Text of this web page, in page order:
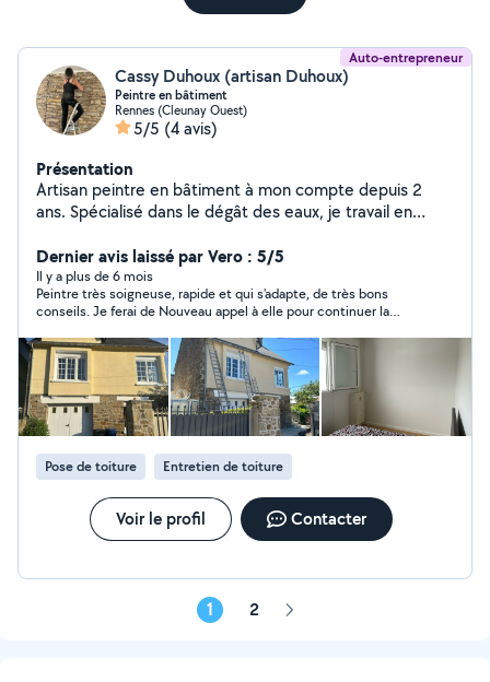
Auto-entrepreneur
Cassy Duhoux (artisan Duhoux)
Peintre en bâtiment
Rennes (Cleunay Ouest)
5/5 (4 avis)
Présentation
Artisan peintre en bâtiment à mon compte depuis 2
ans. Spécialisé dans le dégât des eaux, je travail en
Peinture intérieur et extérieur, neuf ou rénovation Je
Dernier avis laissé par Vero : 5/5
Il y a plus de 6 mois
Peintre très soigneuse, rapide et qui s'adapte, de très bons
conseils. Je ferai de Nouveau appel à elle pour continuer la
Pose de toiture Entretien de toiture
Voir le profil Contacter
1 2 Page